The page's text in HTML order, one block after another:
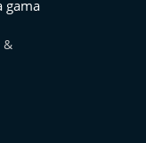
gama
&